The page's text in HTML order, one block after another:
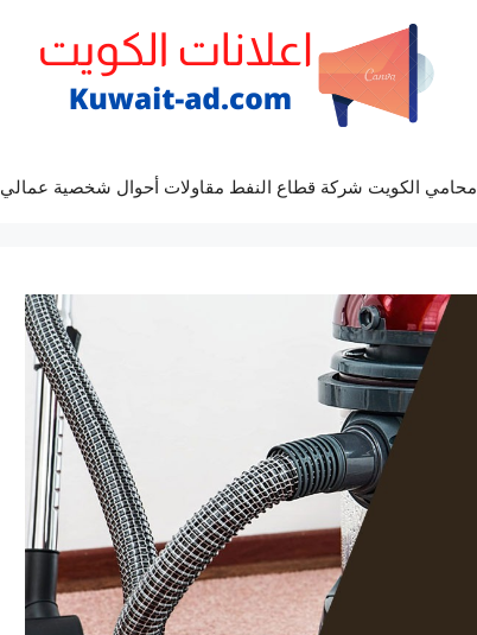
محامي الكويت شركة قطاع النفط مقاولات أحوال شخصية عمالي